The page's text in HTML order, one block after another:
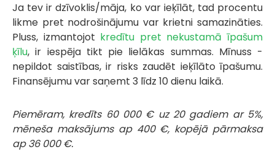
Ja tev ir dzīvoklis/māja, ko var ieķīlāt, tad procentu
likme pret nodrošinājumu var krietni samazināties.
Pluss, izmantojot kredītu pret nekustamā īpašum
ķīlu, ir iespēja tikt pie lielākas summas. Mīnuss -
nepildot saistības, ir risks zaudēt ieķīlāto īpašumu.
Finansējumu var saņemt 3 līdz 10 dienu laikā.
Piemēram, kredīts 60 000 € uz 20 gadiem ar 5%,
mēneša maksājums ap 400 €, kopējā pārmaksa
ap 36 000 €.